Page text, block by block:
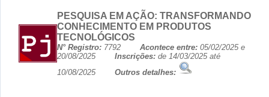
PESQUISA EM AÇÃO: TRANSFORMANDO
CONHECIMENTO EM PRODUTOS
TECNOLÓGICOS
N° Registro: 7792 Acontece entre: 05/02/2025 e
20/08/2025 Inscrições: de 14/03/2025 até
10/08/2025 Outros detalhes: